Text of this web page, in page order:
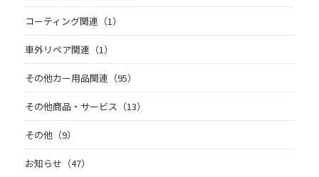
コーティング関連（1）
車外リペア関連（1）
その他カー用品関連（95）
その他商品・サービス（13）
その他（9）
お知らせ（47）